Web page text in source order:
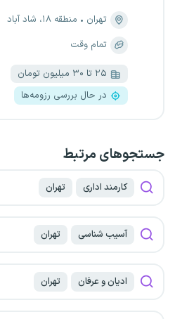
تهران
منطقه ۱۸، شاد آباد
تمام وقت
۲۵ تا ۳۰ میلیون تومان
در حال بررسی رزومه‌ها
جستجو‌های مرتبط
کارمند اداری تهران
آسیب شناسی تهران
ادیان و عرفان تهران